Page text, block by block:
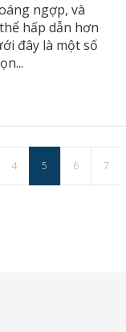
ngợp, và
hấp dẫn hơn
đây là một số
4 5 6 7